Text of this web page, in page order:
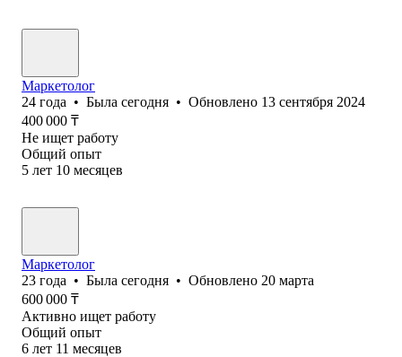
Маркетолог
24 года • Была сегодня • Обновлено 13 сентября 2024
400 000 ₸
Не ищет работу
Общий опыт
5 лет 10 месяцев
Маркетолог
23 года • Была сегодня • Обновлено 20 марта
600 000 ₸
Активно ищет работу
Общий опыт
6 лет 11 месяцев